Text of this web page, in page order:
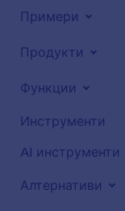
Примери
Продукти
Функции
Инструменти
AI инструменти
Алтернативи